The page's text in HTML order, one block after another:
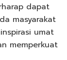
dapat
masyarakat
umat
memperkuat